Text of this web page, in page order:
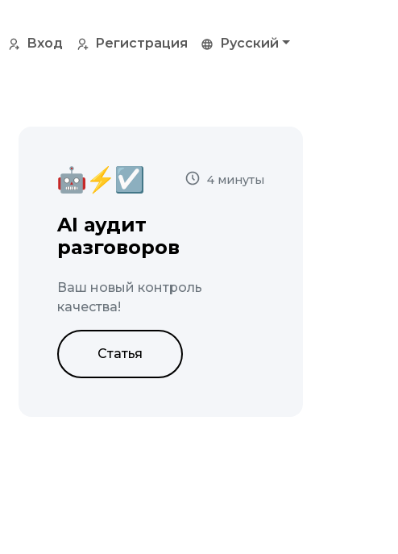
Вход Регистрация Русский
4 минуты
AI аудит
разговоров
Ваш новый контроль
качества!
Статья